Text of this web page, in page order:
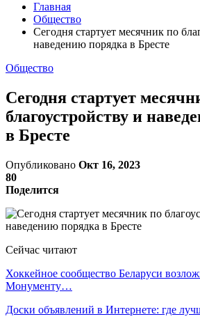
Главная
Общество
Сегодня стартует месячник по
наведению порядка в Бресте
Общество
Сегодня стартует
благоустройству и
в Бресте
Опубликовано Окт 16, 2023
80
Поделится
Сейчас читают
Хоккейное сообщество Беларуси
Монументу…
Доски объявлений в Интернете: где